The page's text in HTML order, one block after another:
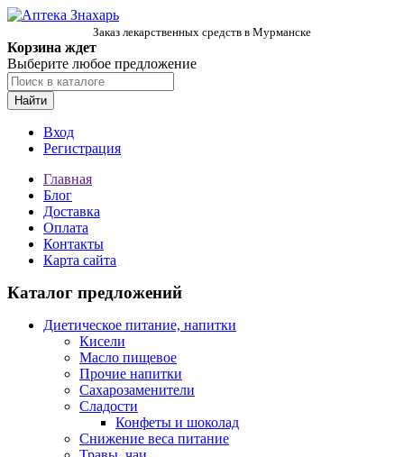
Заказ лекарственных средств в Мурманске
Корзина ждет
Выберите любое предложение
Найти
Вход
Регистрация
Главная
Блог
Доставка
Оплата
Контакты
Карта сайта
Каталог предложений
Диетическое питание, напитки
Кисели
Масло пищевое
Прочие напитки
Сахарозаменители
Сладости
Конфеты и шоколад
Снижение веса питание